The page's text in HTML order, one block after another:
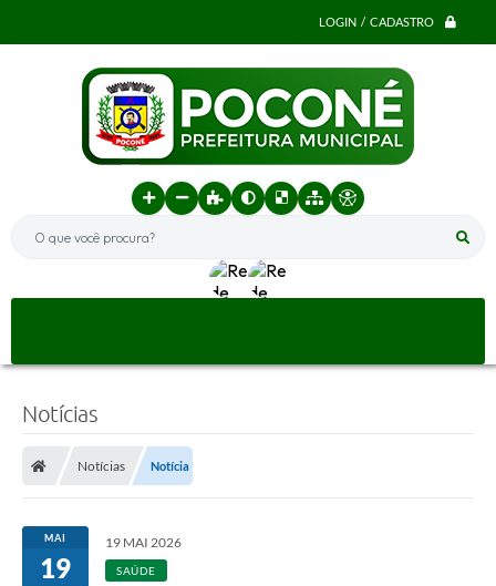
LOGIN / CADASTRO
O que você procura?
Notícias
Notícias Notícia
MAI
19
19 MAI 2026
SAÚDE